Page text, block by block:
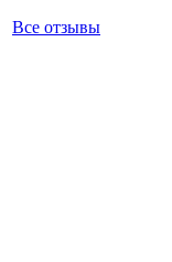
Все отзывы